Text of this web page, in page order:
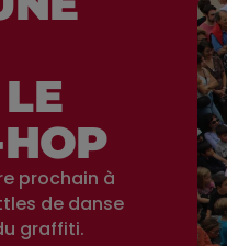
prochain à
de danse
graffiti.